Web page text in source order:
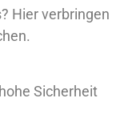
Hier verbringen
Sicherheit